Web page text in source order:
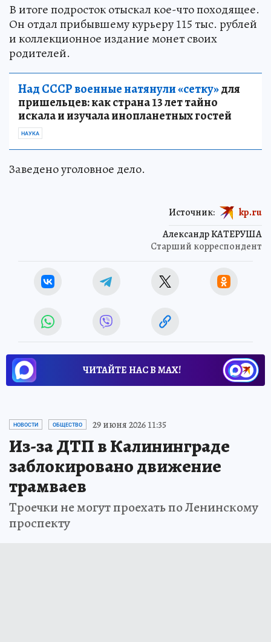
В итоге подросток отыскал кое-что походящее.
Он отдал прибывшему курьеру 115 тыс. рублей
и коллекционное издание монет своих
родителей.
Над СССР военные натянули «сетку»для
пришельцев: как страна 13 лет тайно
искала и изучала инопланетных гостей
НАУКА
Заведено уголовное дело.
Александр КАТЕРУША
Старший корреспондент
Источник: kp.ru
ЧИТАЙТЕ НАС В МАХ!
НОВОСТИ ОБЩЕСТВО 29 июня 2026 11:35
Из-за ДТП в Калининграде
заблокировано движение
трамваев
Троечки не могут проехать по Ленинскому
проспекту